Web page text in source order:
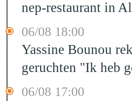
nep-restaurant in
06/08 18:00
Yassine Bounou
geruchten "Ik heb
06/08 17:00